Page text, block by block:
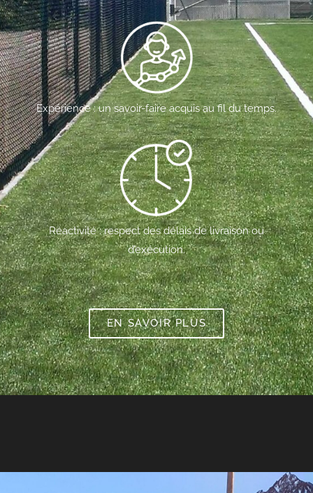
Expérience : un savoir-faire acquis au fil du temps.
Réactivité : respect des délais de livraison ou
d’exécution.
EN SAVOIR PLUS